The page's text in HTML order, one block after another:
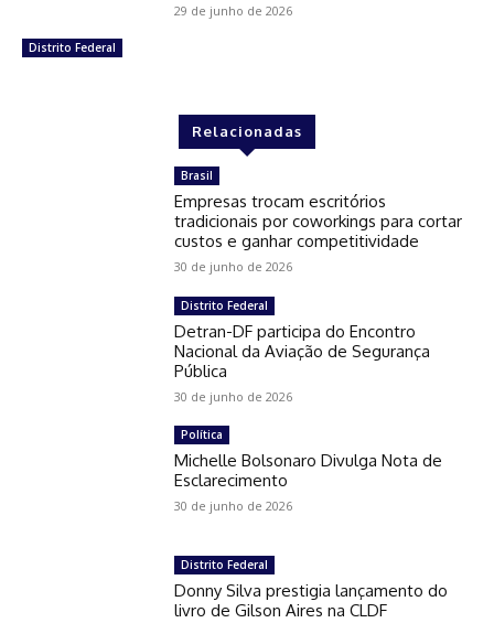
Distrito Federal
29 de junho de 2026
Relacionadas
Brasil
Empresas trocam escritórios
tradicionais por coworkings para cortar
custos e ganhar competitividade
30 de junho de 2026
Distrito Federal
Detran-DF participa do Encontro
Nacional da Aviação de Segurança
Pública
30 de junho de 2026
Política
Michelle Bolsonaro Divulga Nota de
Esclarecimento
30 de junho de 2026
Distrito Federal
Donny Silva prestigia lançamento do
livro de Gilson Aires na CLDF